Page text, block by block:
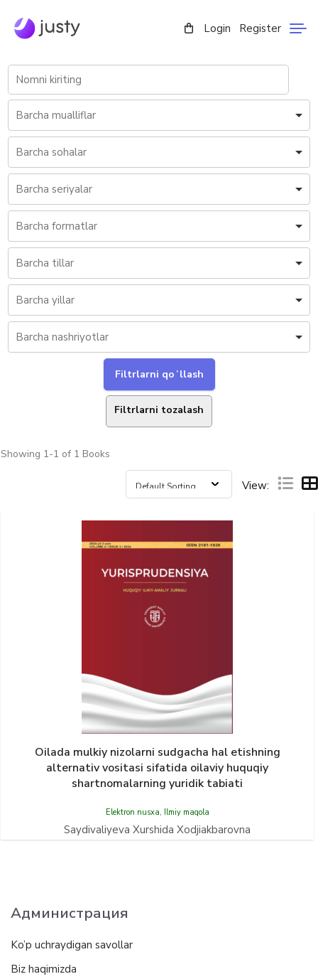
Login Register
Filtrlarni tozalash
Showing 1-1 of 1 Books
View:
Oilada mulkiy nizolarni sudgacha hal etishning
alternativ vositasi sifatida oilaviy huquqiy
shartnomalarning yuridik tabiati
Elektron nusxa, Ilmiy maqola
Saydivaliyeva Xurshida Xodjiakbarovna
Администрация
Ko’p uchraydigan savollar
Biz haqimizda